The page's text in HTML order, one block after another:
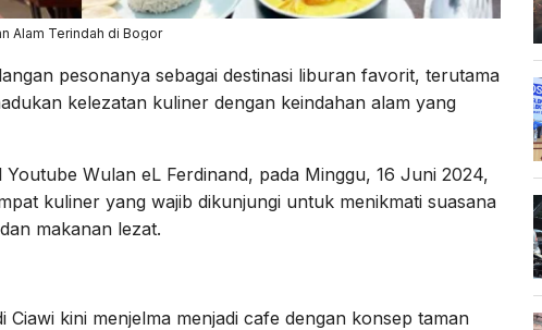
Alam Terindah di Bogor
pesonanya sebagai destinasi liburan favorit, terutama
kelezatan kuliner dengan keindahan alam yang
Wulan eL Ferdinand, pada Minggu, 16 Juni 2024,
kuliner yang wajib dikunjungi untuk menikmati suasana
makanan lezat.
kini menjelma menjadi cafe dengan konsep taman